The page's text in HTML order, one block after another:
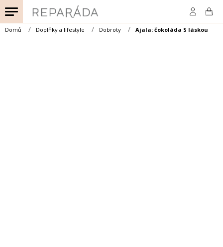
na
obsah
Domů Doplňky a lifestyle Dobroty Ajala: čokoláda S láskou